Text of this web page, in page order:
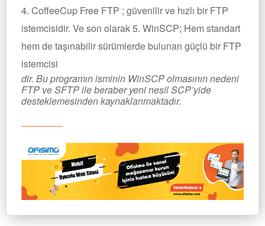
4. CoffeeCup Free FTP ; güvenilir ve hızlı bir FTP
istemcisidir. Ve son olarak 5. WinSCP; Hem standart
hem de taşınabilir sürümlerde bulunan güçlü bir FTP
istemcisi
dir. Bu programın isminin WinSCP olmasının nedeni
FTP ve SFTP ile beraber yeni nesil SCP’yide
desteklemesinden kaynaklanmaktadır.